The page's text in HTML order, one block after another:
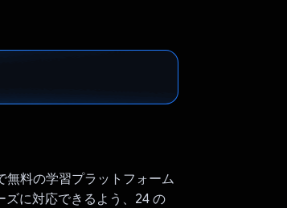
料の学習プラットフォーム
ズに対応できるよう、24 の